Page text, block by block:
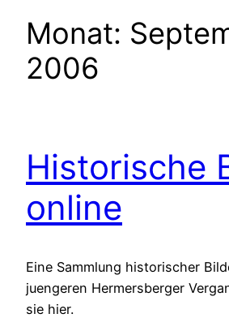
Monat:
2006
Historische
online
Eine Sammlung historischer
juengeren Hermersberger
sie hier.